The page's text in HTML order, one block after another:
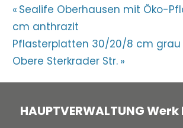
Beitragsnavigation
Vorheriger
Beitrag:
Sealife Oberhausen mit Öko-
cm anthrazit
Nächster
Beitrag:
Pflasterplatten 30/20/8 cm grau
Obere Sterkrader Str.
HAUPTVERWALTUNG Werk